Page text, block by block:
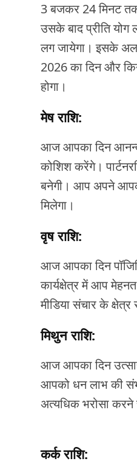
3 बजकर 24 मिनट
उसके बाद प्रीति
लग जायेगा। इसके
2026 का दिन और
होगा।
मेष राशि:
आज आपका दिन आनन्द
कोशिश करेंगे।
बनेगी। आप अपने
मिलेगा।
वृष राशि:
आज आपका दिन
कार्यक्षेत्र में आप
मीडिया संचार के
मिथुन राशि:
आज आपका दिन
आपको धन लाभ की
अत्यधिक भरोसा
कर्क राशि: